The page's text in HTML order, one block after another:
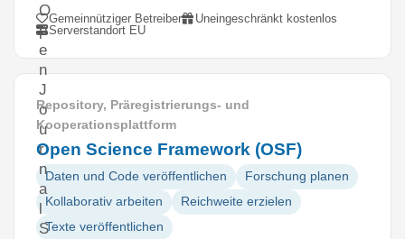
O
p
e
n
J
o
u
r
n
a
l
S
Gemeinnütziger Betreiber
Uneingeschränkt kostenlos
Serverstandort EU
Repository, Präregistrierungs- und
Kooperationsplattform
Open Science Framework (OSF)
Daten und Code veröffentlichen
Forschung planen
Kollaborativ arbeiten
Reichweite erzielen
Texte veröffentlichen